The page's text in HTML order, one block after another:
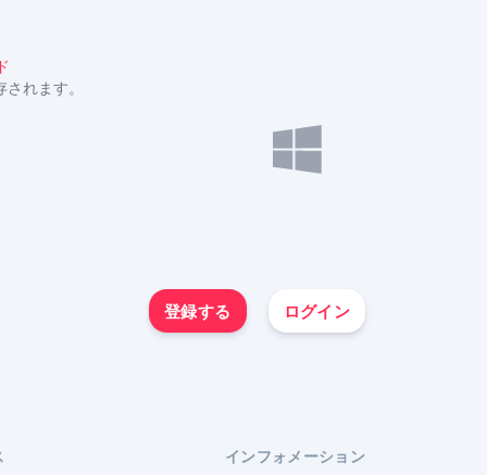
れます。
登録する ログイン
インフォメーション